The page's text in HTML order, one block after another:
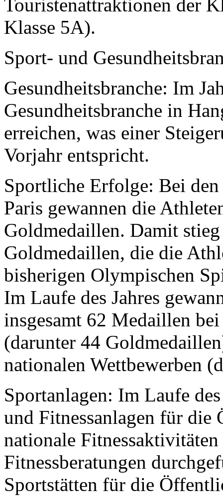
Touristenattraktionen der
Klasse 5A).
Sport- und
Gesundheitsbranche: Im
Gesundheitsbranche in
erreichen, was einer
Vorjahr entspricht.
Sportliche Erfolge: Bei
Paris gewannen die
Goldmedaillen. Damit
Goldmedaillen, die die
bisherigen Olympischen
Im Laufe des Jahres
insgesamt 62 Medaillen
(darunter 44
nationalen Wettbewerben
Sportanlagen: Im Laufe
und Fitnessanlagen für
nationale
Fitnessberatungen
Sportstätten für die